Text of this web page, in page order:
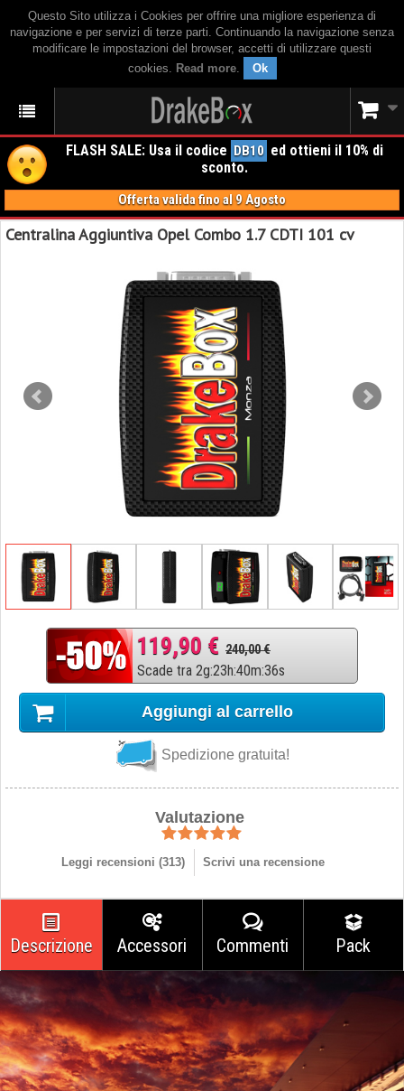
Questo Sito utilizza i Cookies per offrire una migliore esperienza di
navigazione e per servizi di terze parti. Continuando la navigazione senza
modificare le impostazioni del browser, accetti di utilizzare questi
cookies. Read more. Ok
FLASH SALE: Usa il codice DB10 ed ottieni il 10% di
sconto.
Offerta valida fino al 9 Agosto
Centralina Aggiuntiva Opel Combo 1.7 CDTI 101 cv
119,90 € 240,00 €
Scade tra 2g:23h:40m:35s
Aggiungi al carrello
Spedizione gratuita!
Valutazione
Leggi recensioni (313) Scrivi una recensione
Descrizione Accessori Commenti Pack